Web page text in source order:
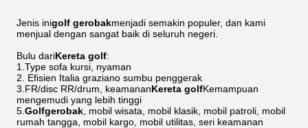
Jenis inigolf gerobakmenjadi semakin populer, dan kami
menjual dengan sangat baik di seluruh negeri.
Bulu dariKereta golf:
1.Type sofa kursi, nyaman
2. Efisien Italia graziano sumbu penggerak
3.FR/disc RR/drum, keamananKereta golfKemampuan
mengemudi yang lebih tinggi
5. Golfgerobak , mobil wisata, mobil klasik, mobil patroli, mobil
rumah tangga, mobil kargo, mobil utilitas, seri keamanan